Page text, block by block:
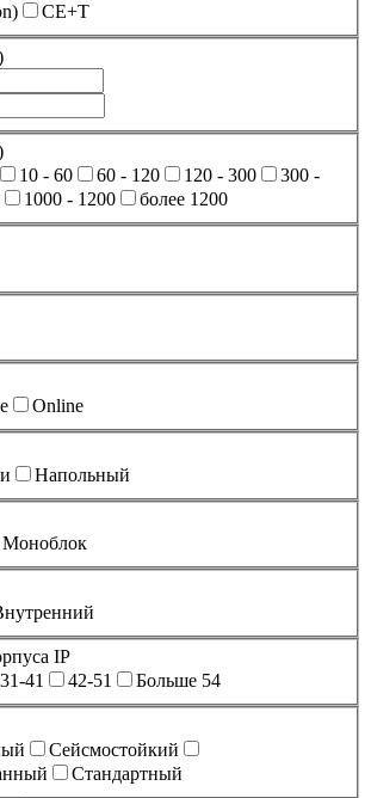
CE+T
10 - 60 60 - 120 120 - 300
300 -
1000 - 1200 более 1200
Online
Напольный
Моноблок
IP
31-41 42-51 Больше 54
Сейсмостойкий
Стандартный